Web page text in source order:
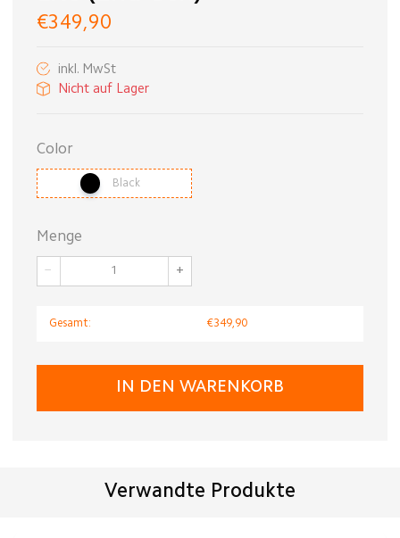
€349,90
inkl. MwSt
Nicht auf Lager
Color
Black
Menge
− +
Gesamt: €349,90
IN DEN WARENKORB
Verwandte Produkte